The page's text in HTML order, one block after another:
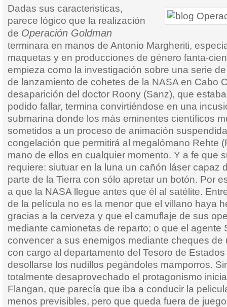
Dadas sus caracteristicas,
parece lógico que la realización
de Operación Goldman
terminara en manos de Antonio Margheriti,
maquetas y en producciones de género fanta-
empieza como la investigación sobre una serie
de lanzamiento de cohetes de la NASA en Cabo
desaparición del doctor Roony (Sanz), que
podido fallar, termina convirtiéndose en una
submarina donde los más eminentes científicos
sometidos a un proceso de animación
congelación que permitirá al megalómano Rehte
mano de ellos en cualquier momento. Y a fe que
requiere: siutuar en la luna un cañón láser capaz
parte de la Tierra con sólo apretar un botón. Por
a que la NASA llegue antes que él al satélite.
de la película no es la menor que el villano haya
gracias a la cerveza y que el camuflaje de sus
mediante camionetas de reparto; o que el agente
convencer a sus enemigos mediante cheques de
con cargo al departamento del Tesoro de
desollarse los nudillos pegándoles mamporros.
totalmente desaprovechado el protagonismo
Flangan, que parecía que iba a conducir la
menos previsibles, pero que queda fuera de